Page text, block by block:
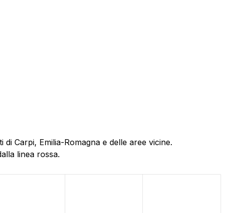
Carpi, Emilia-Romagna e delle aree vicine.
linea rossa.